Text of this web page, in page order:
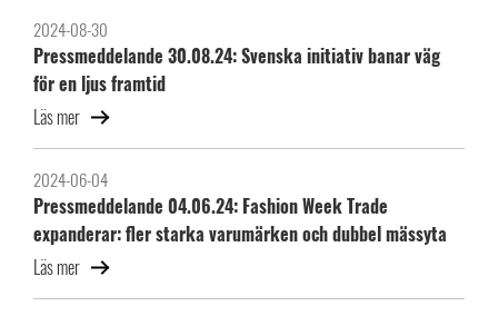
2024-08-30
Pressmeddelande 30.08.24: Svenska initiativ banar väg
för en ljus framtid
Läs mer
2024-06-04
Pressmeddelande 04.06.24: Fashion Week Trade
expanderar: fler starka varumärken och dubbel mässyta
Läs mer